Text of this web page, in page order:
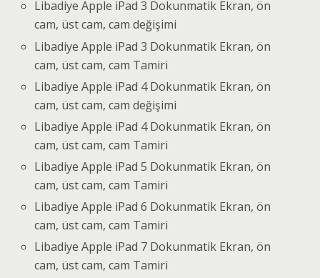
Libadiye Apple iPad 3 Dokunmatik Ekran, ön
cam, üst cam, cam değişimi
Libadiye Apple iPad 3 Dokunmatik Ekran, ön
cam, üst cam, cam Tamiri
Libadiye Apple iPad 4 Dokunmatik Ekran, ön
cam, üst cam, cam değişimi
Libadiye Apple iPad 4 Dokunmatik Ekran, ön
cam, üst cam, cam Tamiri
Libadiye Apple iPad 5 Dokunmatik Ekran, ön
cam, üst cam, cam Tamiri
Libadiye Apple iPad 6 Dokunmatik Ekran, ön
cam, üst cam, cam Tamiri
Libadiye Apple iPad 7 Dokunmatik Ekran, ön
cam, üst cam, cam Tamiri